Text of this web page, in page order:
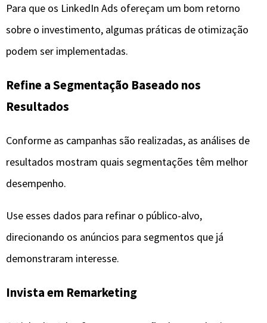
Para que os LinkedIn Ads ofereçam um bom retorno
sobre o investimento, algumas práticas de otimização
podem ser implementadas.
Refine a Segmentação Baseado nos
Resultados
Conforme as campanhas são realizadas, as análises de
resultados mostram quais segmentações têm melhor
desempenho.
Use esses dados para refinar o público-alvo,
direcionando os anúncios para segmentos que já
demonstraram interesse.
Invista em Remarketing